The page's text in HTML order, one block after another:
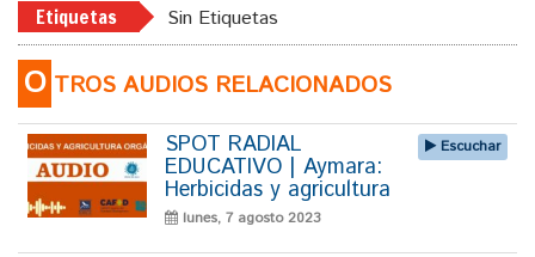
Etiquetas Sin Etiquetas
O TROS AUDIOS RELACIONADOS
SPOT RADIAL
EDUCATIVO | Aymara:
Herbicidas y agricultura
lunes, 7 agosto 2023
Escuchar